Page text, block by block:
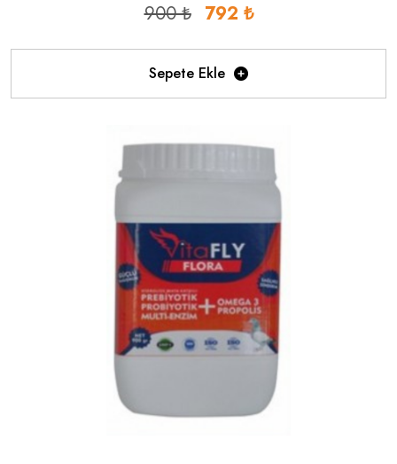
900 ₺ 792 ₺
Sepete Ekle